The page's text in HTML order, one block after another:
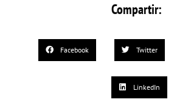
Compartir:
Facebook Twitter
LinkedIn